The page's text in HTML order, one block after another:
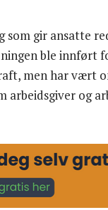
gir ansatte
ble innført
men har vært
og